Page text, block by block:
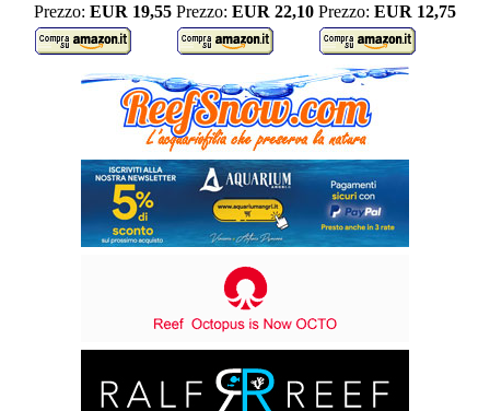
Prezzo: EUR 19,55 Prezzo: EUR 22,10 Prezzo: EUR 12,75